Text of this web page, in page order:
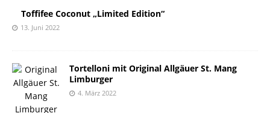
Toffifee Coconut „Limited Edition“
13. Juni 2022
Tortelloni mit Original Allgäuer St. Mang
Limburger
4. März 2022